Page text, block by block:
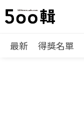
最新 得獎名單